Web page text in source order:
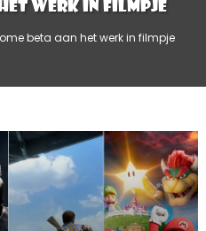
het werk in filmpje
beta aan het werk in filmpje